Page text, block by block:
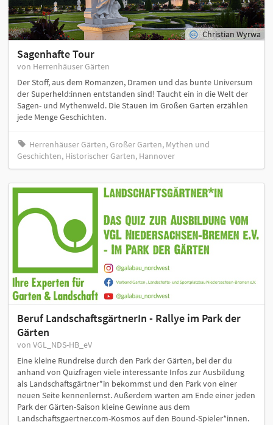
Christian Wyrwa
Sagenhafte Tour
von Herrenhäuser Gärten
Der Stoff, aus dem Romanzen, Dramen und das bunte Universum
der Superheld:innen entstanden sind! Taucht ein in die Welt der
Sagen- und Mythenweld. Die Stauen im Großen Garten erzählen
jede Menge Geschichten.
Herrenhäuser Gärten, Großer Garten, Mythen und
Geschichten, Historischer Garten, Hannover
Beruf LandschaftsgärtnerIn - Rallye im Park der
Gärten
von VGL_NDS-HB_eV
Eine kleine Rundreise durch den Park der Gärten, bei der du
anhand von Quizfragen viele interessante Infos zur Ausbildung
als Landschaftsgärtner*in bekommst und den Park von einer
neuen Seite kennenlernst. Außerdem warten am Ende einer jeden
Park der Gärten-Saison kleine Gewinne aus dem
Landschaftsgaertner.com-Kosmos auf den Bound-Spieler*innen.